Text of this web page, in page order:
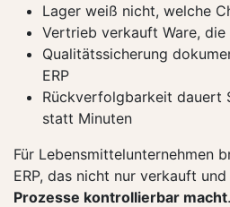
Lager weiß nicht, welche
Vertrieb verkauft Ware,
Qualitätssicherung
ERP
Rückverfolgbarkeit dauert
statt Minuten
Für Lebensmittelunternehmen
ERP, das nicht nur verkauft
Prozesse kontrollierbar macht.